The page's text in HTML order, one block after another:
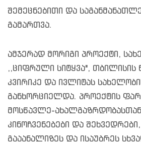
შემეცნებითი და
გამართვა.
ამჯერად მორიგი პროექტი,
,,ციფრული სიტყვა", თბილისის
კვირიკე და ივლიტას
განხორციელდა. პროექტის
მოსწავლე-
კინოჩვენებები და
გააანალიზეს და ისაუბრეს